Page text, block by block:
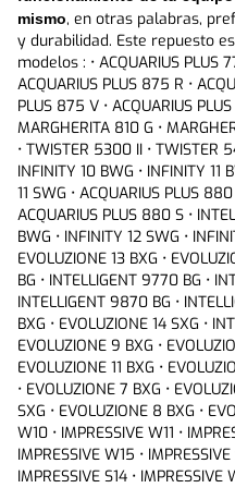
SZ • ELEGANT 16 X • ELEGANT
5300-BLUE-M • PREMIUM
18X • PREMIUM CARE 14 SZ •
CARE 18 SZ • MADEMSA 14
16 SZG • MADEMSA 18 BZG •
BLACK • FL-2RMB • FLMB-3 •
MLAV-6000 • FLAV-8600 •
FLS-5400 • ACQUARIUS 6001
PLATINUM • MARGHERITA-6 S/
8000-B S/F • MARGHERITA 6.5
TWISTER 5400 BLUE •
INOX • ACQUARIUS 6005 CD •
8050 P S/F • COMPUTER 8150
INTELLIGENT 8805 PLA •
6705 INOX • MARGHERITA 6.5
ACQUARIUS 7500 INOX •
INOX • INTELLIGENT 8870 LCD
3D • FLMB • FL-2MB • MLM-4B
ACQUARIUS PLUS 860 •
PLUS 800 • INTELLIGENT PRO
COMPUTER PRO 9250 •
PRO9850S • INTELLIGENT
mismo, en otras palabras,
y durabilidad. Este repuesto
modelos : • ACQUARIUS PLUS
ACQUARIUS PLUS 875 R •
PLUS 875 V • ACQUARIUS
MARGHERITA 810 G •
• TWISTER 5300 II • TWISTER
INFINITY 10 BWG • INFINITY 11
11 SWG • ACQUARIUS PLUS
ACQUARIUS PLUS 880 S •
BWG • INFINITY 12 SWG •
EVOLUZIONE 13 BXG •
BG • INTELLIGENT 9770 BG •
INTELLIGENT 9870 BG •
BXG • EVOLUZIONE 14 SXG •
EVOLUZIONE 9 BXG •
EVOLUZIONE 11 BXG •
• EVOLUZIONE 7 BXG •
SXG • EVOLUZIONE 8 BXG •
W10 • IMPRESSIVE W11 •
IMPRESSIVE W15 •
IMPRESSIVE S14 • IMPRESSIVE